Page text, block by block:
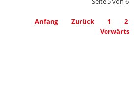
Geschäftsführerin
Anfang Zurück 1 2
Vorwärts